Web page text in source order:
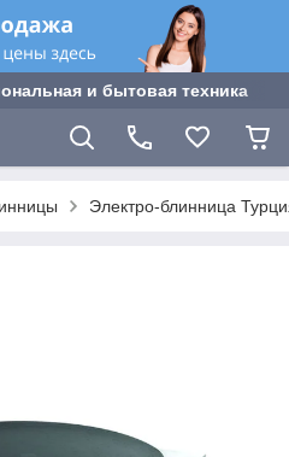
и бытовая техника
Электро-блинница